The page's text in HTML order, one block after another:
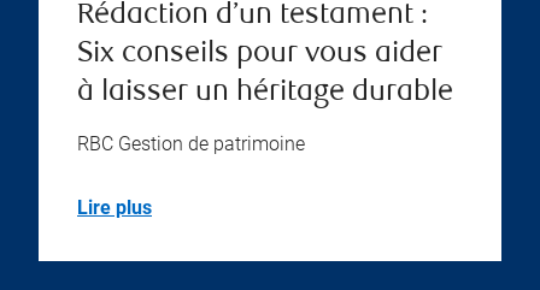
Rédaction d’un testament :
Six conseils pour vous aider
à laisser un héritage durable
RBC Gestion de patrimoine
Lire plus